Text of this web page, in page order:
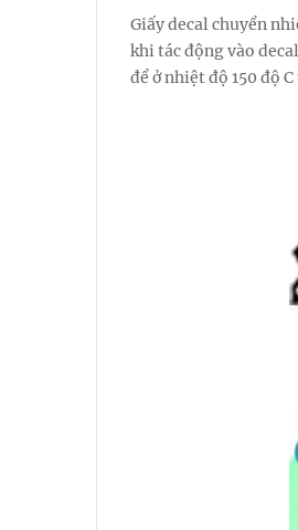
Giấy decal chuyển
khi tác động vào
để ở nhiệt độ 150 độ